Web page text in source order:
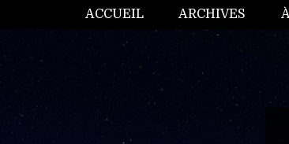
ACCUEIL ARCHIVES